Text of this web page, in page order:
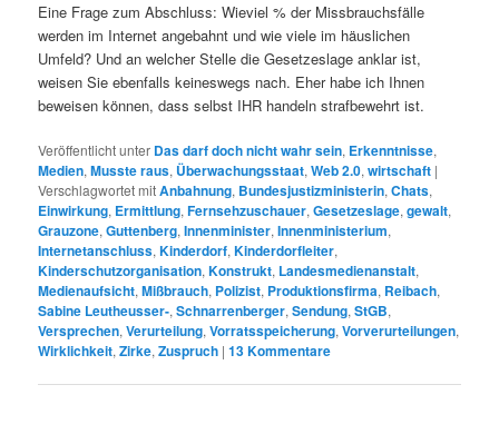
Eine Frage zum Abschluss: Wieviel % der Missbrauchsfälle
werden im Internet angebahnt und wie viele im häuslichen
Umfeld? Und an welcher Stelle die Gesetzeslage anklar ist,
weisen Sie ebenfalls keineswegs nach. Eher habe ich Ihnen
beweisen können, dass selbst IHR handeln strafbewehrt ist.
Veröffentlicht unter Das darf doch nicht wahr sein, Erkenntnisse,
Medien,Musste raus, Überwachungsstaat,Web 2.0,wirtschaft |
Verschlagwortet mitAnbahnung, Bundesjustizministerin,Chats,
Einwirkung, Ermittlung,Fernsehzuschauer,Gesetzeslage,gewalt,
Grauzone,Guttenberg,Innenminister,Innenministerium,
Internetanschluss,Kinderdorf,Kinderdorfleiter,
Kinderschutzorganisation,Konstrukt, Landesmedienanstalt,
Medienaufsicht,Mißbrauch, Polizist, Produktionsfirma, Reibach,
Sabine Leutheusser-,Schnarrenberger,Sendung,StGB,
Versprechen,Verurteilung,Vorratsspeicherung,Vorverurteilungen,
Wirklichkeit,Zirke,Zuspruch |13Kommentare